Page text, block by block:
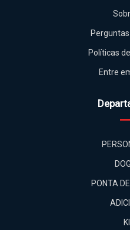
Políticas
Entre
PONTA